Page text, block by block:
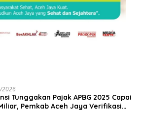
2026
Tunggakan Pajak APBG 2025 Capai
Pemkab Aceh Jaya Verifikasi